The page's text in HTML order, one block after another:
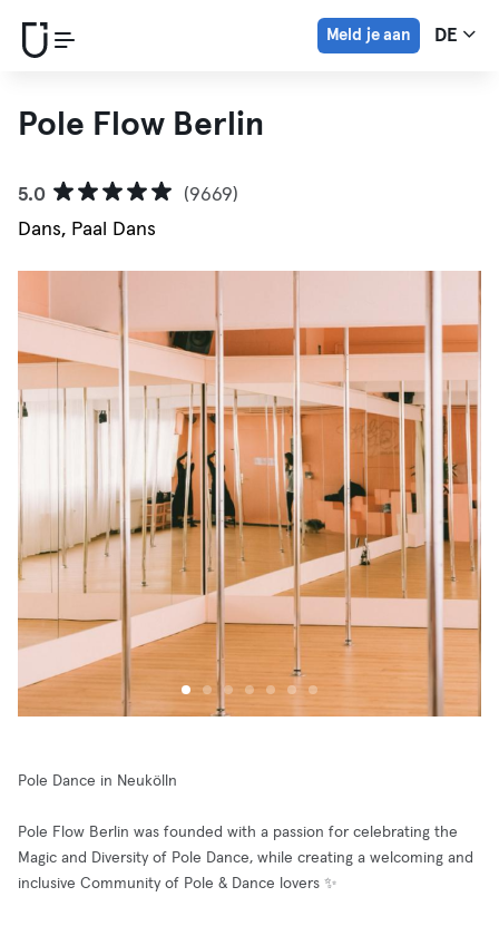
Meld je aan DE
Pole Flow Berlin
5.0
(9669)
Dans, Paal Dans
Pole Dance in Neukölln
Pole Flow Berlin was founded with a passion for celebrating the
Magic and Diversity of Pole Dance, while creating a welcoming and
inclusive Community of Pole & Dance lovers ✨